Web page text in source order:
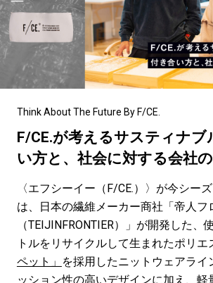
#NEW VINTAGE #マイナーグッド図
#路地裏てぃーん。 #MONTHLY
#GH 銘品の所以 #フイナムの
#Commune H #FOCUS IT
#ととけん #FASHION
#LIFESTYLE #SNEAKER
#SPORTS #HANDSOME
Think About The Future By F/CE.
F/CE.が考えるサスティナブ
い方と、社会に対する会社の
〈エフシーイー（F/CE.）〉が今シー
は、日本の繊維メーカー商社「帝人フ
（TEIJINFRONTIER）」が開発した、
トルをリサイクルして生まれたポリエ
ペット」 を採用したニットウェアライ
ッション性の高いデザインに加え、軽